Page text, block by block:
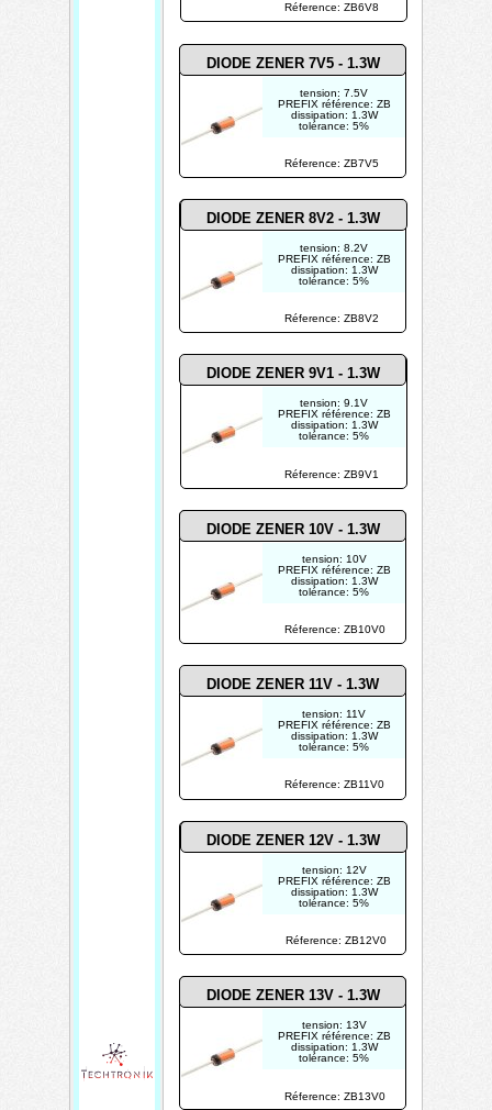
Réference: ZB11V0
DIODE ZENER 11V - 1.3W
tension: 11V
PREFIX référence: ZB
dissipation: 1.3W
tolérance: 5%
Réference: ZB6V8
Réference: ZB12V0
tension: 12V
PREFIX référence: ZB
dissipation: 1.3W
tolérance: 5%
tension: 8.2V
PREFIX référence: ZB
dissipation: 1.3W
tolérance: 5%
Réference: ZB8V2
DIODE ZENER 8V2 - 1.3W
Réference: ZB13V0
Réference: ZB9V1
DIODE ZENER 9V1 - 1.3W
DIODE ZENER 13V - 1.3W
tension: 9.1V
PREFIX référence: ZB
dissipation: 1.3W
tolérance: 5%
tension: 13V
PREFIX référence: ZB
dissipation: 1.3W
tolérance: 5%
tension: 10V
PREFIX référence: ZB
dissipation: 1.3W
tolérance: 5%
DIODE ZENER 10V - 1.3W
Réference: ZB10V0
tension: 7.5V
PREFIX référence: ZB
dissipation: 1.3W
tolérance: 5%
DIODE ZENER 12V - 1.3W
DIODE ZENER 7V5 - 1.3W
Réference: ZB7V5